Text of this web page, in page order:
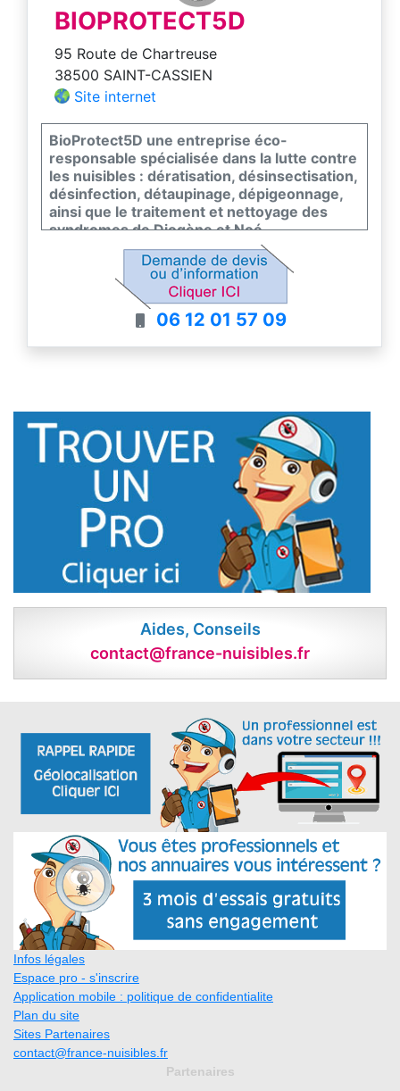
BIOPROTECT5D
95 Route de Chartreuse
38500 SAINT-CASSIEN
Site internet
BioProtect5D une entreprise éco-
responsable spécialisée dans la lutte contre
les nuisibles : dératisation, désinsectisation,
désinfection, détaupinage, dépigeonnage,
ainsi que le traitement et nettoyage des
syndromes de Diogène et Noé.
06 12 01 57 09
Aides, Conseils
contact@france-nuisibles.fr
Infos légales
Espace pro - s'inscrire
Application mobile : politique de confidentialite
Plan du site
Sites Partenaires
contact@france-nuisibles.fr
Partenaires